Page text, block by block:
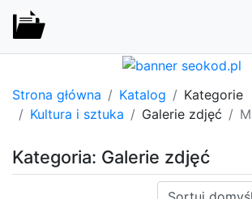
Strona główna Katalog
Kategorie
Kultura i sztuka
Galerie zdjęć
Kategoria: Galerie zdjęć
Sortuj: